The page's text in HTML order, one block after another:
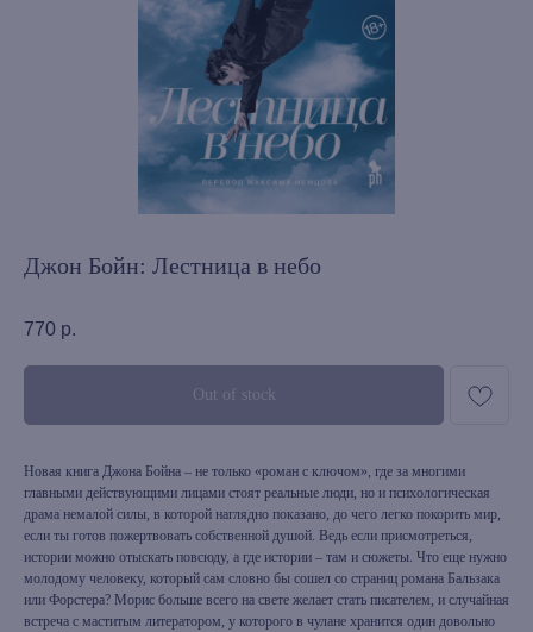
Джон Бойн: Лестница в небо
770 р.
Out of stock
Новая книга Джона Бойна – не только «роман с ключом», где за многими
главными действующими лицами стоят реальные люди, но и психологическая
драма немалой силы, в которой наглядно показано, до чего легко покорить мир,
если ты готов пожертвовать собственной душой. Ведь если присмотреться,
истории можно отыскать повсюду, а где истории – там и сюжеты. Что еще нужно
молодому человеку, который сам словно бы сошел со страниц романа Бальзака
или Форстера? Морис больше всего на свете желает стать писателем, и случайная
встреча с маститым литератором, у которого в чулане хранится один довольно